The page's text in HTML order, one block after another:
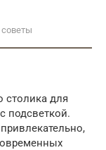
столика для
подсветкой.